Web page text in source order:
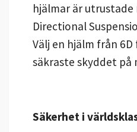
hjälmar är utrustade
Directional
Välj en hjälm från
säkraste skyddet på
Säkerhet i